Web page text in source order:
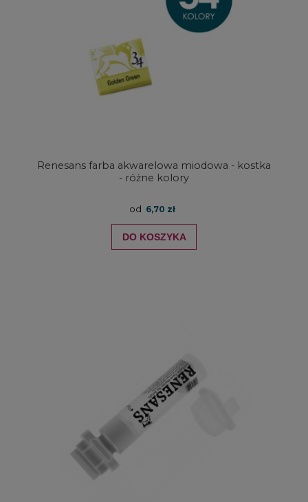
Renesans farba akwarelowa miodowa - kostka
- różne kolory
od 6,70 zł
DO KOSZYKA